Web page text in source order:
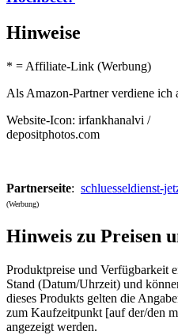
Hinweise
* = Affiliate-Link (Werbung)
Als Amazon-Partner verdiene
Website-Icon: irfankhanalvi /
depositphotos.com
Partnerseite: schluesseldienst-
(Werbung)
Hinweis zu Preisen
Produktpreise und Verfügbarkeit
Stand (Datum/Uhrzeit) und
dieses Produkts gelten die
zum Kaufzeitpunkt [auf der/den
angezeigt werden.